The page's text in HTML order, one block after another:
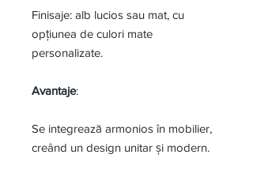
Finisaje: alb lucios sau mat, cu
opțiunea de culori mate
personalizate.
Avantaje:
Se integrează armonios în mobilier,
creând un design unitar și modern.